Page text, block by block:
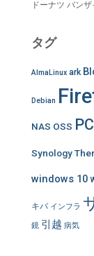
ドーナツ バンザ
タグ
AlmaLinux ark
Debian
NAS OSS PC
Synology
windows 10
キバ インフラ
鏡 引越 病気